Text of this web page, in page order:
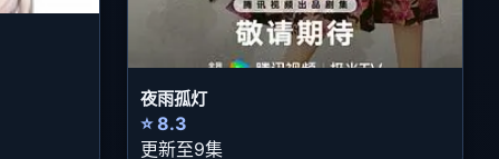
夜雨孤灯
⭐ 8.3
更新至9集